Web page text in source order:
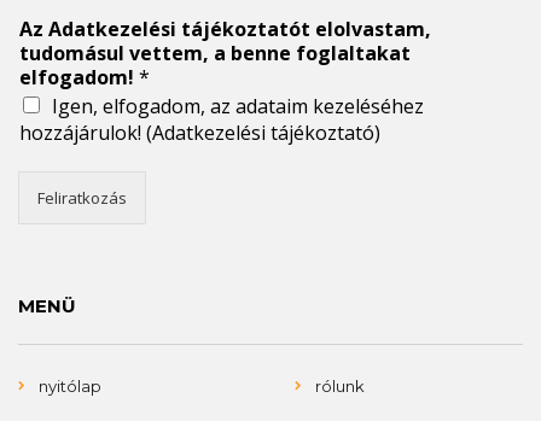
Az Adatkezelési tájékoztatót elolvastam,
tudomásul vettem, a benne foglaltakat
elfogadom! *
Igen, elfogadom, az adataim kezeléséhez
hozzájárulok! (Adatkezelési tájékoztató)
Feliratkozás
MENÜ
nyitólap rólunk